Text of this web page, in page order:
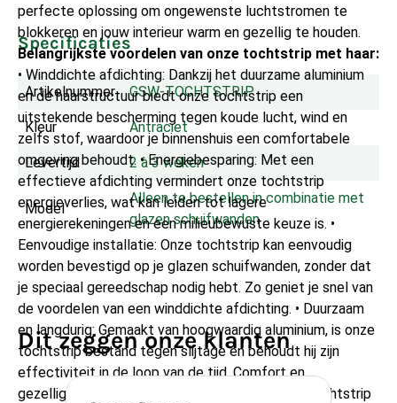
perfecte oplossing om ongewenste luchtstromen te
blokkeren en jouw interieur warm en gezellig te houden.
Belangrijkste voordelen van onze tochtstrip met haar:
• Winddichte afdichting: Dankzij het duurzame aluminium
en de haarstructuur biedt onze tochtstrip een
uitstekende bescherming tegen koude lucht, wind en
zelfs stof, waardoor je binnenshuis een comfortabele
omgeving behoudt. • Energiebesparing: Met een
effectieve afdichting vermindert onze tochtstrip
energieverlies, wat kan leiden tot lagere
energierekeningen en een milieubewuste keuze is. •
Eenvoudige installatie: Onze tochtstrip kan eenvoudig
worden bevestigd op je glazen schuifwanden, zonder dat
je speciaal gereedschap nodig hebt. Zo geniet je snel van
de voordelen van een winddichte afdichting. • Duurzaam
en langdurig: Gemaakt van hoogwaardig aluminium, is onze
tochtstrip bestand tegen slijtage en behoudt hij zijn
effectiviteit in de loop van de tijd. Comfort en
gezelligheid in je interieur: Met onze aluminium tochtstrip
Specificaties
Artikelnummer GSW-TOCHTSTRIP
Kleur Antraciet
Levertijd 2 à 3 weken
Model
Alleen te bestellen in combinatie met
glazen schuifwanden
Dit zeggen onze klanten